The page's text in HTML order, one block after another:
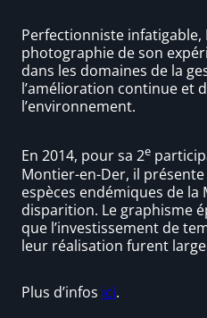
Perfectionniste infatigable,
photographie de son
dans les domaines de la
l’amélioration continue et
l’environnement.
En 2014, pour sa 2e
Montier-en-Der, il
espèces endémiques de
disparition. Le graphisme
que l’investissement de
leur réalisation furent
Plus d’infos ici.